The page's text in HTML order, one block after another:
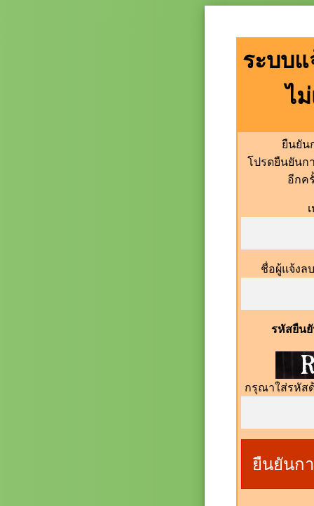
ระบบ
ไ
ยืนยัน
โปรดยืนยันก
อีกค
ชื่อผู้แจ้งล
รหัสยืน
กรุณาใส่รหัส